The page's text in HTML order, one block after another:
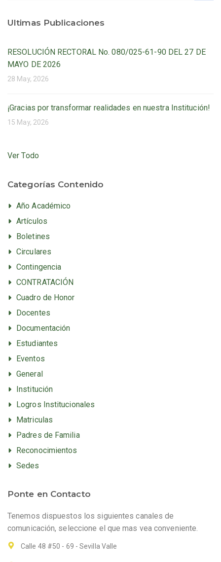
Ultimas Publicaciones
RESOLUCIÓN RECTORAL No. 080/025-61-90 DEL 27 DE
MAYO DE 2026
28 May, 2026
¡Gracias por transformar realidades en nuestra Institución!
15 May, 2026
Ver Todo
Categorías Contenido
Año Académico
Artículos
Boletines
Circulares
Contingencia
CONTRATACIÓN
Cuadro de Honor
Docentes
Documentación
Estudiantes
Eventos
General
Institución
Logros Institucionales
Matriculas
Padres de Familia
Reconocimientos
Sedes
Ponte en Contacto
Tenemos dispuestos los siguientes canales de
comunicación, seleccione el que mas vea conveniente.
Calle 48 #50 - 69 - Sevilla Valle